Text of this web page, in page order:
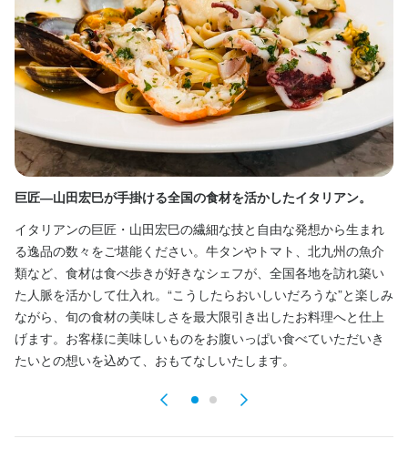
巨匠―山田宏巳が手掛ける全国の食材を活かしたイタリアン。
イタリアンの巨匠・山田宏巳の繊細な技と自由な発想から生まれ
る逸品の数々をご堪能ください。牛タンやトマト、北九州の魚介
類など、食材は食べ歩きが好きなシェフが、全国各地を訪れ築い
た人脈を活かして仕入れ。“こうしたらおいしいだろうな”と楽しみ
ながら、旬の食材の美味しさを最大限引き出したお料理へと仕上
げます。お客様に美味しいものをお腹いっぱい食べていただいき
たいとの想いを込めて、おもてなしいたします。
小規模店だからこそ、
サービス・料理・店舗運営が近い距離でつながっており、
一般的な飲食店よりも深い実践経験を積むことができます。
接客やサービスを学びたいという意欲がある方は歓迎していま
す。
この仕事のおすすめポイント
【高級店ならではの“本物の接客”を学べる環境】
当店では、
一流のサービスとは何かを現場で学ぶことができます。
お客様の多くは
・投資家
この仕事のおすすめポイント
【イタリアン巨匠の技術と哲学を、直接学べる環境】
当店の料理長である
山田宏巳
は、長年にわたり第一線で活躍してきた料理人です。
少人数の店舗だからこそ、
希望と覚悟のある方には
料理長が直接指導し、
技術・考え方・現場の判断力まで、
余すことなく学べる環境があります。
場合によっては
一対一に近い形で
日々の仕事を通じて技術を身につけていくことも可能です。
料理人として本質的な力を身につけたい方にとって、
日々の現場を通じて技術や考え方を直接学べる機会があります。
「ただの洗い場」ではなく、
料理人としての基礎を本気で身につけたい方を歓迎しています。
この仕事のおすすめポイント
【イタリアン巨匠の現場を、間近で経験できる環境】
山田宏巳
は、長年第一線で活躍してきた料理人です。
少人数の店舗だからこそ、
現場の空気感や技術、仕事への考え方まで、
日々の営業を通じて直接学べる環境があります。
料理を本気で学びたい方にとって、
小規模店だからこそ、
サービス・料理・店舗運営が近い距離でつながっており、
一般的な飲食店よりも深い実践経験を積むことができます。
接客やサービスを学びたいという意欲がある方は歓迎していま
す。
この仕事のおすすめポイント
【高級店ならではの“本物の接客”を学べる環境】
当店では、
一流のサービスとは何かを現場で学ぶことができます。
お客様の多くは
・投資家
日々の現場を通じて技術や考え方を直接学べる機会があります。
「ただの洗い場」ではなく、
料理人としての基礎を本気で身につけたい方を歓迎しています。
この仕事のおすすめポイント
【イタリアン巨匠の現場を、間近で経験できる環境】
山田宏巳
は、長年第一線で活躍してきた料理人です。
少人数の店舗だからこそ、
現場の空気感や技術、仕事への考え方まで、
日々の営業を通じて直接学べる環境があります。
料理を本気で学びたい方にとって、